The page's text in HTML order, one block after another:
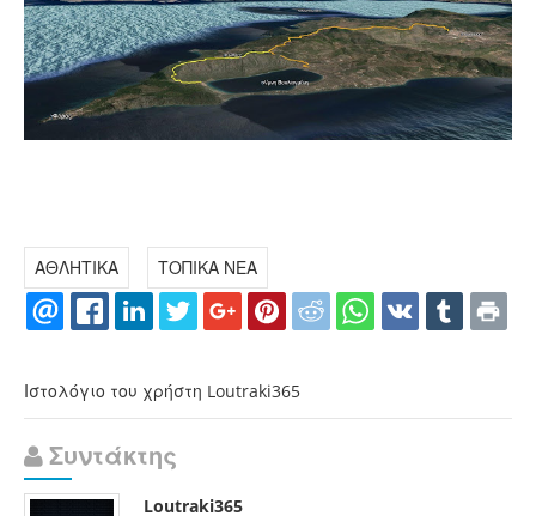
ΑΘΛΗΤΙΚΑ ΤΟΠΙΚΑ ΝΕΑ
Ιστολόγιο του χρήστη Loutraki365
Συντάκτης
Loutraki365